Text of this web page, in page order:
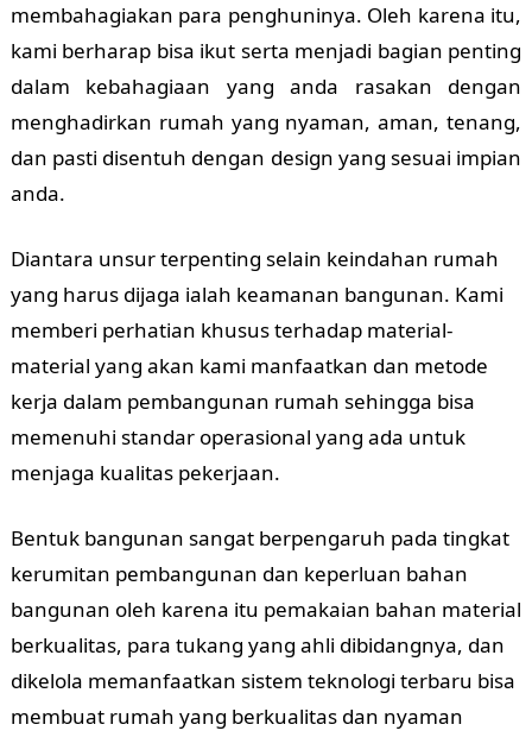
membahagiakan para penghuninya. Oleh karena itu,
kami berharap bisa ikut serta menjadi bagian penting
dalam kebahagiaan yang anda rasakan dengan
menghadirkan rumah yang nyaman, aman, tenang,
dan pasti disentuh dengan design yang sesuai impian
anda.
Diantara unsur terpenting selain keindahan rumah
yang harus dijaga ialah keamanan bangunan. Kami
memberi perhatian khusus terhadap material-
material yang akan kami manfaatkan dan metode
kerja dalam pembangunan rumah sehingga bisa
memenuhi standar operasional yang ada untuk
menjaga kualitas pekerjaan.
Bentuk bangunan sangat berpengaruh pada tingkat
kerumitan pembangunan dan keperluan bahan
bangunan oleh karena itu pemakaian bahan material
berkualitas, para tukang yang ahli dibidangnya, dan
dikelola memanfaatkan sistem teknologi terbaru bisa
membuat rumah yang berkualitas dan nyaman